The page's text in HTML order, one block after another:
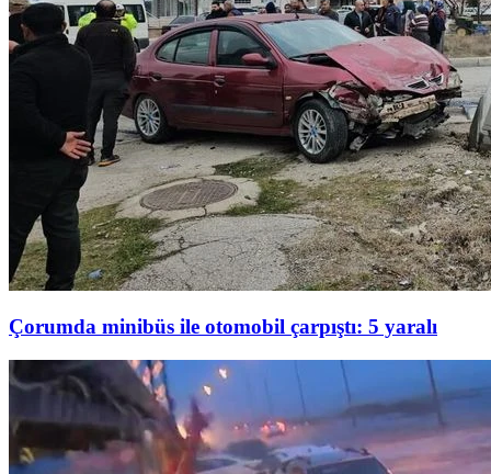
Çorumda minibüs ile otomobil çarpıştı: 5 yaralı